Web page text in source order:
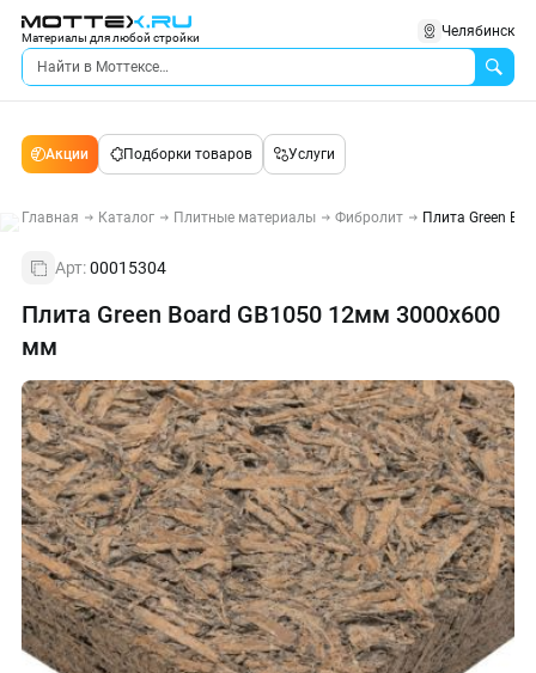
Материалы для любой стройки Челябинск
Акции Подборки товаров Услуги
Главная Каталог Плитные материалы Фибролит Плита Green
Арт:00015304
Плита Green Board GB1050 12мм 3000х600
мм